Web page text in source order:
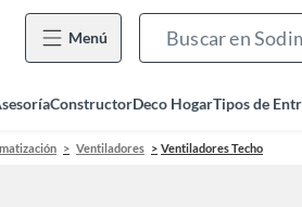
Menú
ConstructorDeco HogarTipos de
Ventiladores Ventiladores Techo